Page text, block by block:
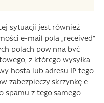
sytuacji jest również
e-mail pola „received”
polach powinna być
z którego wysyłka
hosta lub adresu IP tego
zabezpieczy skrzynkę e-
spamu z tego samego